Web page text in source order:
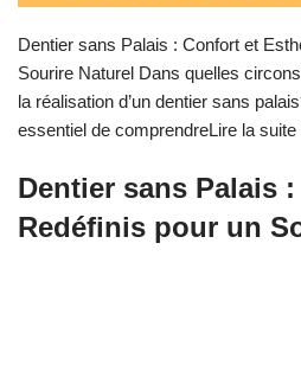
Dentier sans Palais : Confort et
Sourire Naturel Dans quelles
la réalisation d’un dentier sans
essentiel de comprendreLire la suite
Dentier sans Palais
Redéfinis pour un